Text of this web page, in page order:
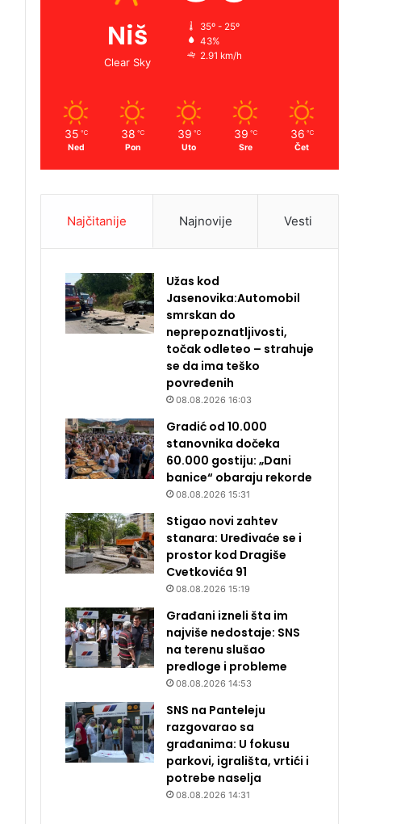
Niš
Clear Sky
35º - 25º
43%
2.91 km/h
35 ℃
Ned
38 ℃
Pon
39 ℃
Uto
39 ℃
Sre
36 ℃
Čet
Najčitanije Najnovije Vesti
Užas kod
Jasenovika:Automobil
smrskan do
neprepoznatljivosti,
točak odleteo – strahuje
se da ima teško
povređenih
08.08.2026 16:03
Gradić od 10.000
stanovnika dočeka
60.000 gostiju: „Dani
banice“ obaraju rekorde
08.08.2026 15:31
Stigao novi zahtev
stanara: Uređivaće se i
prostor kod Dragiše
Cvetkovića 91
08.08.2026 15:19
Građani izneli šta im
najviše nedostaje: SNS
na terenu slušao
predloge i probleme
08.08.2026 14:53
SNS na Panteleju
razgovarao sa
građanima: U fokusu
parkovi, igrališta, vrtići i
potrebe naselja
08.08.2026 14:31